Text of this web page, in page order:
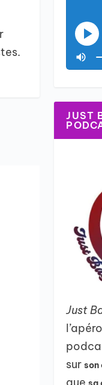
JUST
Just
surson